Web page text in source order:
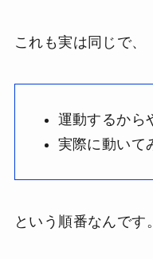
これも実は同じで、
運動するから
実際に動いて
という順番なんです。